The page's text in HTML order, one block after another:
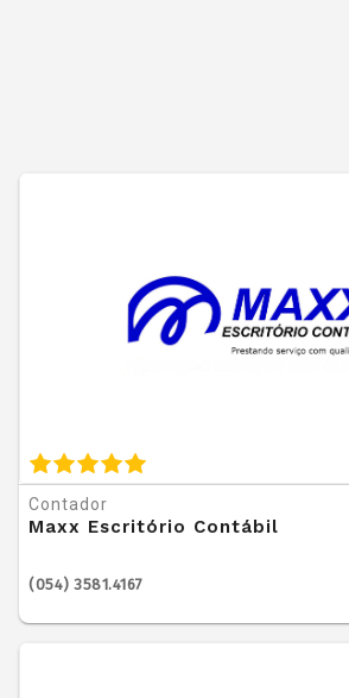
Contador
Maxx Escritório Contábil
(054) 3581.4167